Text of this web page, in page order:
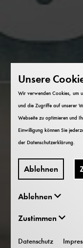
Unsere
Wir verwenden Cookies, um
und die Zugriffe auf unserer
Webseite zu optimieren und
Einwilligung können Sie
derDatenschutzerklärung.
Ablehnen
Ablehnen
Zustimmen
Datenschutz